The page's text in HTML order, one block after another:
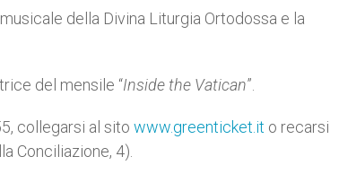
della Divina Liturgia Ortodossa e la
del mensile “Inside the Vatican”.
collegarsi al sito www.greenticket.it o recarsi
Conciliazione, 4).